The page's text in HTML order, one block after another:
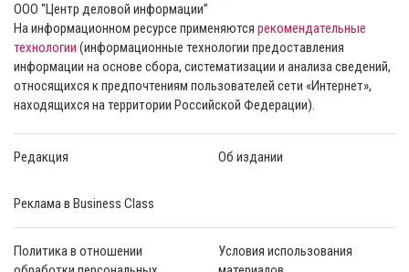
ООО “Центр деловой информации”
На информационном ресурсе применяются рекомендательные
технологии (информационные технологии предоставления
информации на основе сбора, систематизации и анализа сведений,
относящихся к предпочтениям пользователей сети «Интернет»,
находящихся на территории Российской Федерации).
Редакция Об издании
Реклама в Business Class
Политика в отношении
Условия использования